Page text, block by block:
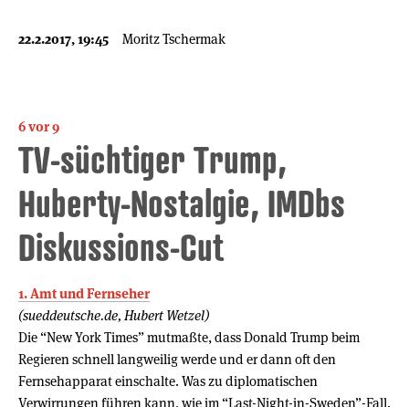
22.2.2017, 19:45 Moritz Tschermak
6 vor 9
TV-süchtiger Trump,
Huberty-Nostalgie, IMDbs
Diskussions-Cut
1. Amt und Fernseher
(sueddeutsche.de, Hubert Wetzel)
Die “New York Times” mutmaßte, dass Donald Trump beim
Regieren schnell langweilig werde und er dann oft den
Fernsehapparat einschalte. Was zu diplomatischen
Verwirrungen führen kann, wie im “Last-Night-in-Sweden”-Fall.